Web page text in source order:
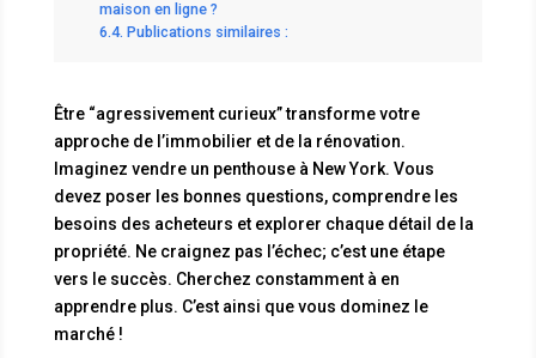
maison en ligne ?
Publications similaires :
Être “agressivement curieux” transforme votre
approche de l’immobilier et de la rénovation.
Imaginez vendre un penthouse à New York. Vous
devez poser les bonnes questions, comprendre les
besoins des acheteurs et explorer chaque détail de la
propriété. Ne craignez pas l’échec; c’est une étape
vers le succès. Cherchez constamment à en
apprendre plus. C’est ainsi que vous dominez le
marché !